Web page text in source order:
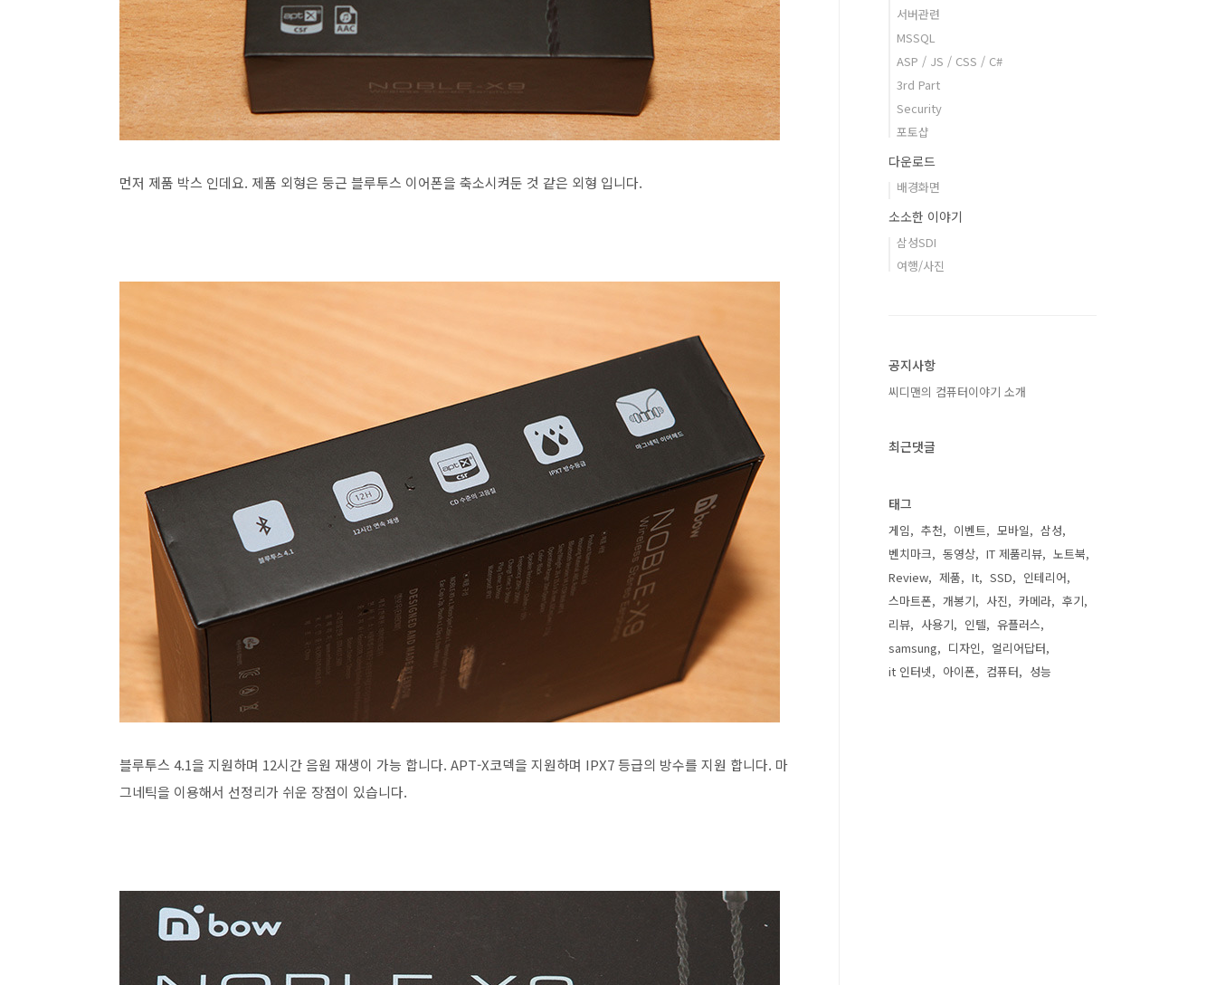
먼저 제품 박스 인데요. 제품 외형은 둥근 블루투스 이어폰을 축소시켜둔 것 같은 외형 입니다.
블루투스 4.1을 지원하며 12시간 음원 재생이 가능 합니다. APT-X코덱을 지원하며 IPX7 등급의 방수를 지원 합니다. 마
그네틱을 이용해서 선정리가 쉬운 장점이 있습니다.
서버관련
MSSQL
ASP / JS / CSS / C#
3rd Part
Security
포토샵
다운로드
배경화면
소소한 이야기
삼성SDI
여행/사진
공지사항
씨디맨의 컴퓨터이야기 소개
최근댓글
태그
게임 추천 이벤트 모바일
삼성
벤치마크
동영상 IT 제품리뷰
노트북
Review
제품 It SSD
인테리어
스마트폰
개봉기 사진 카메라
후기
리뷰
사용기 인텔
유플러스
samsung
디자인
얼리어답터
it 인터넷
아이폰 컴퓨터 성능